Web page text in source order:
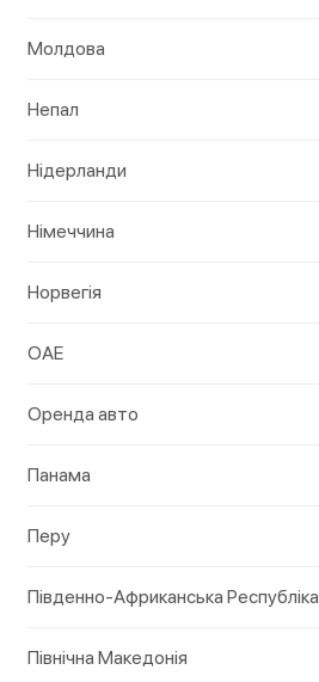
Молдова
Непал
Нідерланди
Німеччина
Норвегія
ОАЕ
Оренда авто
Панама
Перу
Південно-Африканська Республіка
Північна Македонія